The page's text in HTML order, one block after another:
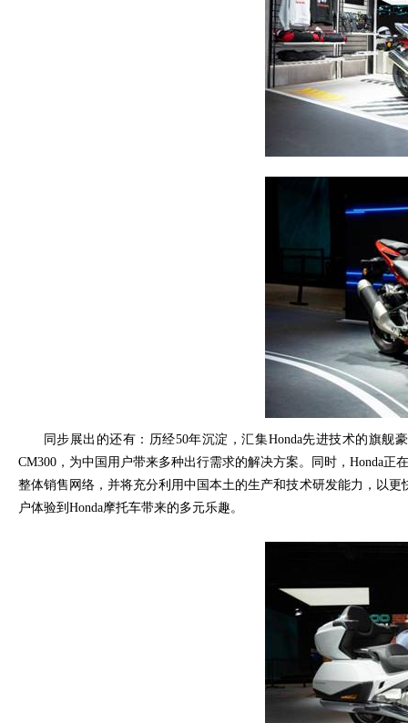
同步展出的还有：历经50年沉淀，汇集Honda先进技术的旗舰
CM300，为中国用户带来多种出行需求的解决方案。同时，Honda正
整体销售网络，并将充分利用中国本土的生产和技术研发能力，以
户体验到 Honda摩托车带来的多元乐趣。